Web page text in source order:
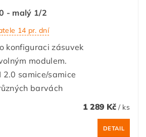
- malý 1/2
14 pr. dní
konfiguraci zásuvek
modulem.
2.0 samice/samice
barvách
1 289 Kč / ks
DETAIL